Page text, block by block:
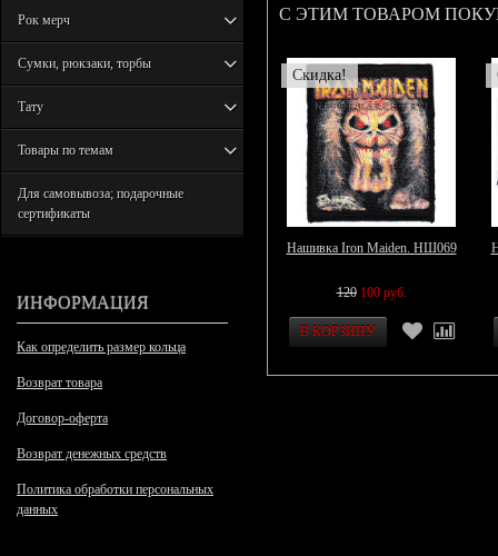
Рок мерч
Сумки, рюкзаки, торбы
Тату
Товары по темам
Для самовывоза; подарочные
сертификаты
ИНФОРМАЦИЯ
Как определить размер кольца
Возврат товара
Договор-оферта
Возврат денежных средств
Политика обработки персональных
данных
С ЭТИМ ТОВАРОМ
Скидка!
Нашивка Iron Maiden. НШ069
120 100 руб.